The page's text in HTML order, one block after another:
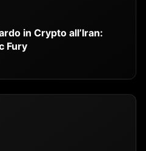
in Crypto all’Iran:
Fury